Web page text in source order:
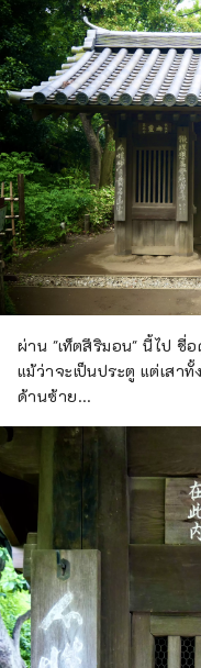
ผ่าน "เท็ตสึริมอน" นี้ไป ชื่
แม้ว่าจะเป็นประตู แต่เสาทั้
ด้านซ้าย...